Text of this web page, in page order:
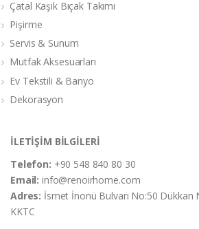
Çatal Kaşık Bıçak Takımı
Pişirme
Servis & Sunum
Mutfak Aksesuarları
Ev Tekstili & Banyo
Dekorasyon
İLETİŞİM BİLGİLERİ
Telefon: +90 548 840 80 30
Email:info@renoirhome.com
Adres: İsmet İnonü Bulvarı No:50 Dükkan
KKTC